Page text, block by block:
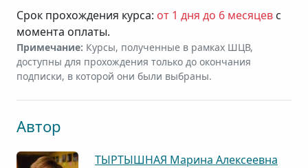
Срок прохождения курса: от 1 дня до 6 месяцев с
момента оплаты.
Примечание: Курсы, полученные в рамках ШЦВ,
доступны для прохождения только до окончания
подписки, в которой они были выбраны.
Автор
ТЫРТЫШНАЯ Марина Алексеевна